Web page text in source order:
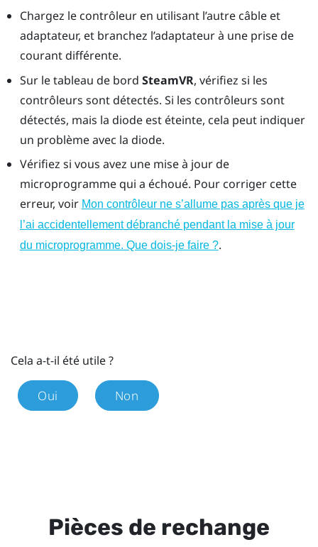
Chargez le contrôleur en utilisant l’autre câble et
adaptateur, et branchez l’adaptateur à une prise de
courant différente.
Sur le tableau de bord SteamVR, vérifiez si les
contrôleurs sont détectés. Si les contrôleurs sont
détectés, mais la diode est éteinte, cela peut indiquer
un problème avec la diode.
Vérifiez si vous avez une mise à jour de
microprogramme qui a échoué. Pour corriger cette
erreur, voir Mon contrôleur ne s’allume pas après que je
l’ai accidentellement débranché pendant la mise à jour
du microprogramme. Que dois-je faire ?.
Cela a-t-il été utile ?
Oui Non
Pièces de rechange